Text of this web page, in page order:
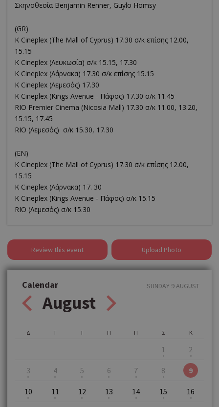
Σκηνοθεσία Benjamin Renner, Guylo Homsy
(GR)
K Cineplex (The Mall of Cyprus) 17.30 σ/κ επίσης 12.00,
15.15
K Cineplex (Λευκωσία) σ/κ 15.15, 17.30
K Cineplex (Λάρνακα) 17.30 σ/κ επίσης 15.15
K Cineplex (Λεμεσός) 17.30
K Cineplex (Kings Avenue - Πάφος) 17.30 σ/κ 11.45
RΙΟ Premier Cinema (Νicosia Mall) 17.30 σ/κ 11.00, 13.20,
15.15, 17.45
RIO (Λεμεσός) σ/κ 15.30, 17.30
(EN)
K Cineplex (The Mall of Cyprus) 17.30 σ/κ επίσης 12.00,
15.15
K Cineplex (Λάρνακα) 17. 30
K Cineplex (Kings Avenue - Πάφος) σ/κ 15.15
RIO (Λεμεσός) σ/κ 15.30
Review this event Upload Photo
Calendar
August
SUNDAY 9 AUGUST
Δ Τ Τ Π Π Σ
1
Κ
2
3 4 5 6 7 8 9
10 11 12 13 14 15 16